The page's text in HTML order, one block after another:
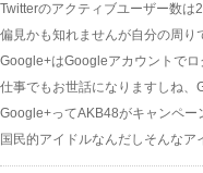
Twitterのアクティブユーザー数は
偏見かも知れませんが自分の周り
Google+はGoogleアカウントで
仕事でもお世話になりますしね、
Google+ってAKB48がキャンペー
国民的アイドルなんだしそんな